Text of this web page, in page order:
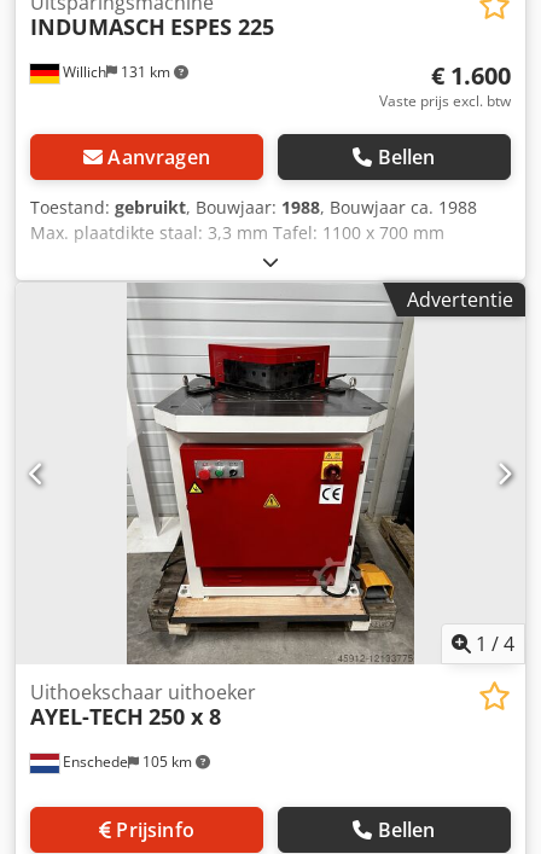
Willich 131 km
INDUMASCH ESPES 225
€ 1.600
Vaste prijs excl. btw
Aanvragen Bellen
Toestand: gebruikt, Bouwjaar: 1988, Bouwjaar ca. 1988
Max. plaatdikte staal: 3,3 mm Tafel: 1100 x 700 mm
Gewicht: 1 t Afmetingen (L/B/H): 1,50 x 1,30 x 1,40 m
Aandrijving: hydraulisch +++++ Chodpfxsx U A E Se Aagsa
Let op: de machine is gedemonteerd en laadklaar. Om
deze reden is een demonstratie onder stroom of het
maken van een video niet mogelijk. Onze advertentie bevat
de meest representatieve foto’s van de best mogelijke
kwaliteit. Het verzenden van extra foto’s is helaas niet
mogelijk. +++++
Advertentie
1 /4
Enschede 105 km
Uithoekschaar uithoeker
AYEL-TECH 250 x 8
Prijsinfo Bellen